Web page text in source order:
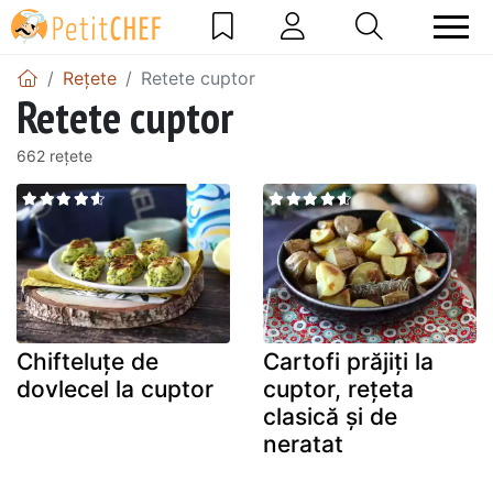
Rețete Retete cuptor
Retete cuptor
662 rețete
Chifteluțe de
dovlecel la cuptor
Cartofi prăjiți la
cuptor, rețeta
clasică și de
neratat